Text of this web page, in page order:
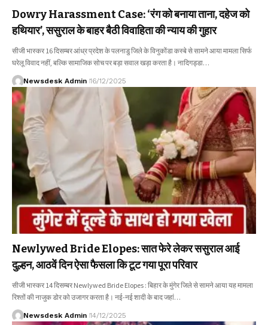
Dowry Harassment Case: ‘रंग को बनाया ताना, दहेज को
हथियार’, ससुराल के बाहर बैठी विवाहिता की न्याय की गुहार
सीजी भास्कर 16 दिसम्बर आंध्र प्रदेश के पलनाडु जिले के विनुकोंडा कस्बे से सामने आया मामला सिर्फ
घरेलू विवाद नहीं, बल्कि सामाजिक सोच पर बड़ा सवाल खड़ा करता है। नादिगड्डा…
Newsdesk Admin 16/12/2025
Newlywed Bride Elopes: सात फेरे लेकर ससुराल आई
दुल्हन, आठवें दिन ऐसा फैसला कि टूट गया पूरा परिवार
सीजी भास्कर 14 दिसम्बर Newlywed Bride Elopes : बिहार के मुंगेर जिले से सामने आया यह मामला
रिश्तों की नाजुक डोर को उजागर करता है। नई-नई शादी के बाद जहां…
Newsdesk Admin 14/12/2025